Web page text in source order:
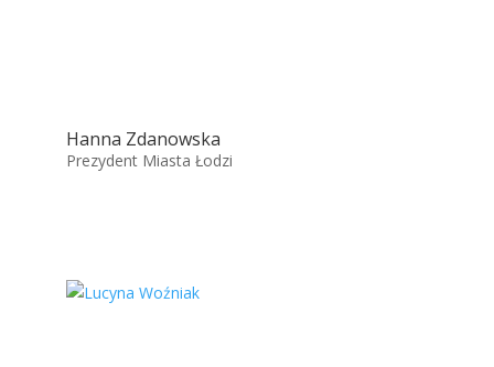
Hanna Zdanowska
Prezydent Miasta Łodzi